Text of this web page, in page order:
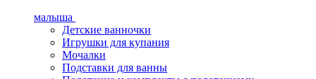
малыша
Детские ванночки
Игрушки для купания
Мочалки
Подставки для ванны